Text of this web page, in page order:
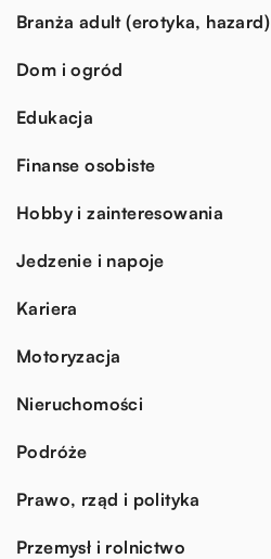
Branża adult (erotyka, hazard)
Dom i ogród
Edukacja
Finanse osobiste
Hobby i zainteresowania
Jedzenie i napoje
Kariera
Motoryzacja
Nieruchomości
Podróże
Prawo, rząd i polityka
Przemysł i rolnictwo